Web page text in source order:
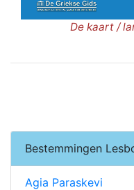
De kaart /
Bestemmingen
Agia Paraskevi